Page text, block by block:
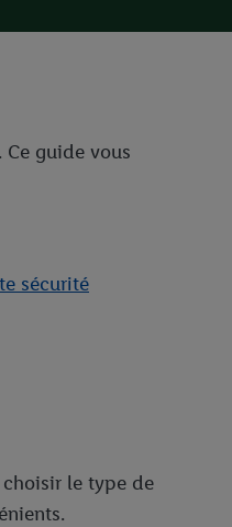
Ce guide vous
sécurité
le type de